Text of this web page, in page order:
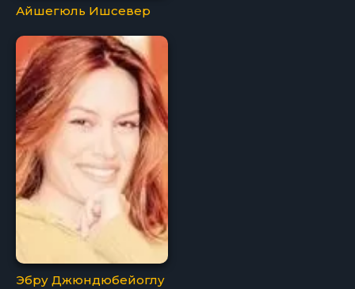
Айшегюль Ишсевер
Эбру Джюндюбейоглу